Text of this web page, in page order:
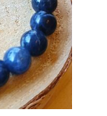
la
page
du
produit